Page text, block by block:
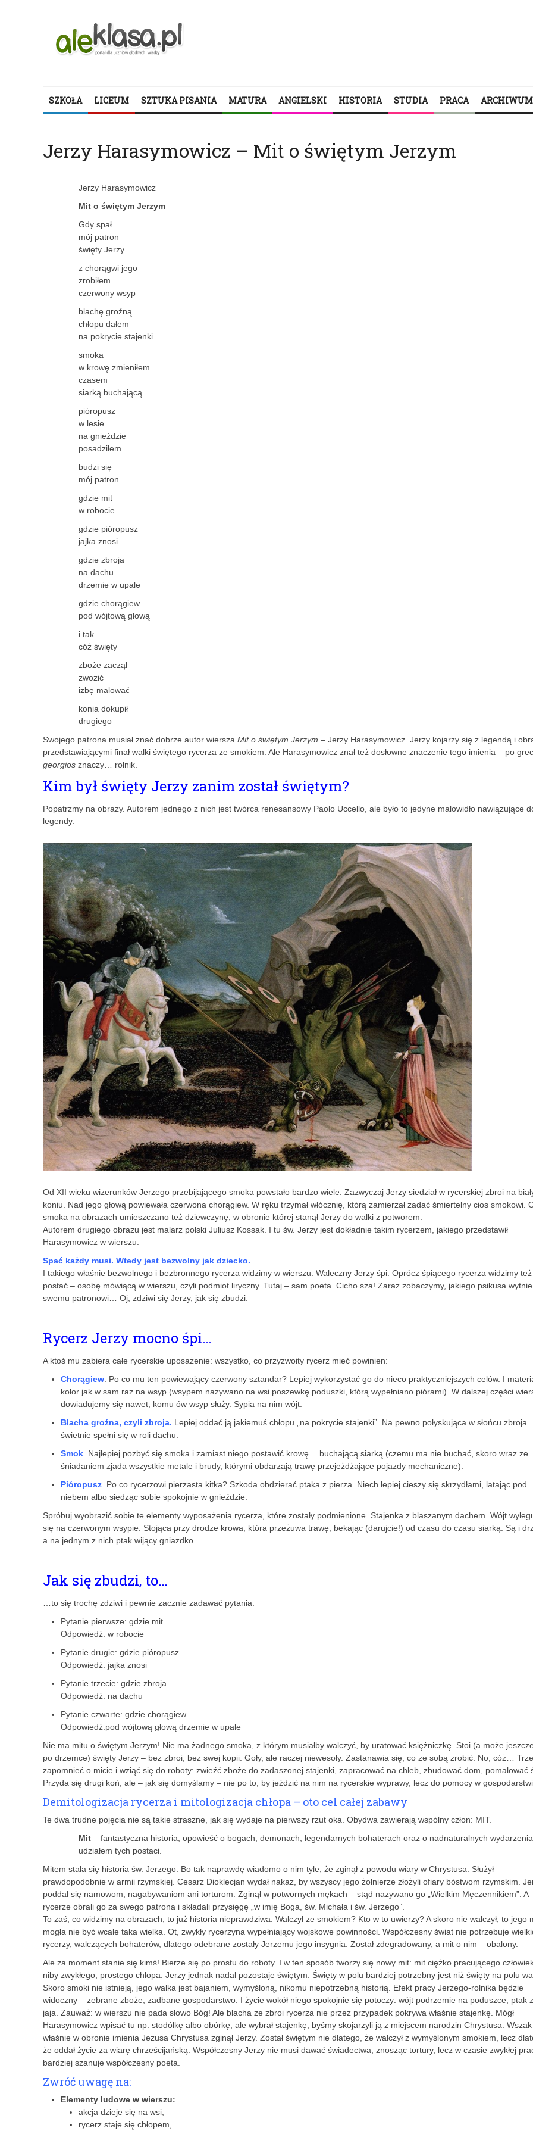
SZKOŁA LICEUM SZTUKA PISANIA MATURA ANGIELSKI HISTORIA STUDIA PRACA ARCHIWUM
Jerzy Harasymowicz – Mit o świętym Jerzym
Jerzy Harasymowicz
Mit o świętym Jerzym
Gdy spał
mój patron
święty Jerzy
z chorągwi jego
zrobiłem
czerwony wsyp
blachę groźną
chłopu dałem
na pokrycie stajenki
smoka
w krowę zmieniłem
czasem
siarką buchającą
pióropusz
w lesie
na gnieździe
posadziłem
budzi się
mój patron
gdzie mit
w robocie
gdzie pióropusz
jajka znosi
gdzie zbroja
na dachu
drzemie w upale
gdzie chorągiew
pod wójtową głową
i tak
cóż święty
zboże zaczął
zwozić
izbę malować
konia dokupił
drugiego
Swojego patrona musiał znać dobrze autor wiersza Mit o świętym Jerzym – Jerzy Harasymowicz. Jerzy kojarzy się z legendą i
przedstawiającymi finał walki świętego rycerza ze smokiem. Ale Harasymowicz znał też dosłowne znaczenie tego imienia – po
georgios znaczy… rolnik.
Kim był święty Jerzy zanim został świętym?
Popatrzmy na obrazy. Autorem jednego z nich jest twórca renesansowy Paolo Uccello, ale było to jedyne malowidło nawiązujące
legendy.
Od XII wieku wizerunków Jerzego przebijającego smoka powstało bardzo wiele. Zazwyczaj Jerzy siedział w rycerskiej zbroi na
koniu. Nad jego głową powiewała czerwona chorągiew. W ręku trzymał włócznię, którą zamierzał zadać śmiertelny cios smokowi.
smoka na obrazach umieszczano też dziewczynę, w obronie której stanął Jerzy do walki z potworem.
Autorem drugiego obrazu jest malarz polski Juliusz Kossak. I tu św. Jerzy jest dokładnie takim rycerzem, jakiego przedstawił
Harasymowicz w wierszu.
Spać każdy musi. Wtedy jest bezwolny jak dziecko.
I takiego właśnie bezwolnego i bezbronnego rycerza widzimy w wierszu. Waleczny Jerzy śpi. Oprócz śpiącego rycerza widzimy
postać – osobę mówiącą w wierszu, czyli podmiot liryczny. Tutaj – sam poeta. Cicho sza! Zaraz zobaczymy, jakiego psikusa wytnie
swemu patronowi… Oj, zdziwi się Jerzy, jak się zbudzi.
Rycerz Jerzy mocno śpi…
A ktoś mu zabiera całe rycerskie uposażenie: wszystko, co przyzwoity rycerz mieć powinien:
Chorągiew . Po co mu ten powiewający czerwony sztandar? Lepiej wykorzystać go do nieco praktyczniejszych celów. I
kolor jak w sam raz na wsyp (wsypem nazywano na wsi poszewkę poduszki, którą wypełniano piórami). W dalszej części
dowiadujemy się nawet, komu ów wsyp służy. Sypia na nim wójt.
Blacha groźna, czyli zbroja. Lepiej oddać ją jakiemuś chłopu „na pokrycie stajenki”. Na pewno połyskująca w słońcu zbroja
świetnie spełni się w roli dachu.
Smok . Najlepiej pozbyć się smoka i zamiast niego postawić krowę… buchającą siarką (czemu ma nie buchać, skoro wraz ze
śniadaniem zjada wszystkie metale i brudy, którymi obdarzają trawę przejeżdżające pojazdy mechaniczne).
Pióropusz . Po co rycerzowi pierzasta kitka? Szkoda obdzierać ptaka z pierza. Niech lepiej cieszy się skrzydłami, latając pod
niebem albo siedząc sobie spokojnie w gnieździe.
Spróbuj wyobrazić sobie te elementy wyposażenia rycerza, które zostały podmienione. Stajenka z blaszanym dachem. Wójt
się na czerwonym wsypie. Stojąca przy drodze krowa, która przeżuwa trawę, bekając (darujcie!) od czasu do czasu siarką. Są i
a na jednym z nich ptak wijący gniazdko.
Jak się zbudzi, to…
…to się trochę zdziwi i pewnie zacznie zadawać pytania.
Pytanie pierwsze: gdzie mit
Odpowiedź: w robocie
Pytanie drugie: gdzie pióropusz
Odpowiedź: jajka znosi
Pytanie trzecie: gdzie zbroja
Odpowiedź: na dachu
Pytanie czwarte: gdzie chorągiew
Odpowiedź:pod wójtową głową drzemie w upale
Nie ma mitu o świętym Jerzym! Nie ma żadnego smoka, z którym musiałby walczyć, by uratować księżniczkę. Stoi (a może
po drzemce) święty Jerzy – bez zbroi, bez swej kopii. Goły, ale raczej niewesoły. Zastanawia się, co ze sobą zrobić. No, cóż…
zapomnieć o micie i wziąć się do roboty: zwieźć zboże do zadaszonej stajenki, zapracować na chleb, zbudować dom, pomalować
Przyda się drugi koń, ale – jak się domyślamy – nie po to, by jeździć na nim na rycerskie wyprawy, lecz do pomocy w
Demitologizacja rycerza i mitologizacja chłopa – oto cel całej zabawy
Te dwa trudne pojęcia nie są takie straszne, jak się wydaje na pierwszy rzut oka. Obydwa zawierają wspólny człon: MIT.
Mit – fantastyczna historia, opowieść o bogach, demonach, legendarnych bohaterach oraz o nadnaturalnych
udziałem tych postaci.
Mitem stała się historia św. Jerzego. Bo tak naprawdę wiadomo o nim tyle, że zginął z powodu wiary w Chrystusa. Służył
prawdopodobnie w armii rzymskiej. Cesarz Dioklecjan wydał nakaz, by wszyscy jego żołnierze złożyli ofiary bóstwom rzymskim.
poddał się namowom, nagabywaniom ani torturom. Zginął w potwornych mękach – stąd nazywano go „Wielkim Męczennikiem”. A
rycerze obrali go za swego patrona i składali przysięgę „w imię Boga, św. Michała i św. Jerzego”.
To zaś, co widzimy na obrazach, to już historia nieprawdziwa. Walczył ze smokiem? Kto w to uwierzy? A skoro nie walczył, to jego
mogła nie być wcale taka wielka. Ot, zwykły rycerzyna wypełniający wojskowe powinności. Współczesny świat nie potrzebuje
rycerzy, walczących bohaterów, dlatego odebrane zostały Jerzemu jego insygnia. Został zdegradowany, a mit o nim – obalony.
Ale za moment stanie się kimś! Bierze się po prostu do roboty. I w ten sposób tworzy się nowy mit: mit ciężko pracującego
niby zwykłego, prostego chłopa. Jerzy jednak nadal pozostaje świętym. Święty w polu bardziej potrzebny jest niż święty na polu
Skoro smoki nie istnieją, jego walka jest bajaniem, wymyśloną, nikomu niepotrzebną historią. Efekt pracy Jerzego-rolnika będzie
widoczny – zebrane zboże, zadbane gospodarstwo. I życie wokół niego spokojnie się potoczy: wójt podrzemie na poduszce, ptak
jaja. Zauważ: w wierszu nie pada słowo Bóg! Ale blacha ze zbroi rycerza nie przez przypadek pokrywa właśnie stajenkę. Mógł
Harasymowicz wpisać tu np. stodółkę albo obórkę, ale wybrał stajenkę, byśmy skojarzyli ją z miejscem narodzin Chrystusa. Wszak
właśnie w obronie imienia Jezusa Chrystusa zginął Jerzy. Został świętym nie dlatego, że walczył z wymyślonym smokiem, lecz
że oddał życie za wiarę chrześcijańską. Współczesny Jerzy nie musi dawać świadectwa, znosząc tortury, lecz w czasie zwykłej
bardziej szanuje współczesny poeta.
Zwróć uwagę na:
Elementy ludowe w wierszu:
akcja dzieje się na wsi,
rycerz staje się chłopem,